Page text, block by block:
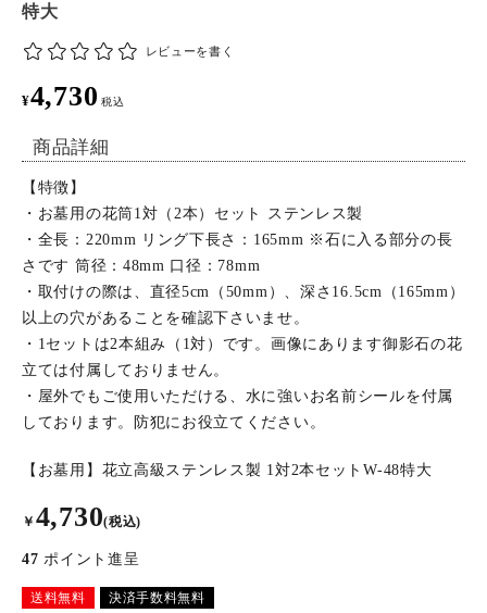
特大
レビューを書く
¥4,730 税込
商品詳細
【特徴】
・お墓用の花筒1対（2本）セット ステンレス製
・全長：220mm リング下長さ：165mm ※石に入る部分の長
さです 筒径：48mm 口径：78mm
・取付けの際は、直径5cm（50mm）、深さ16.5cm（165mm）
以上の穴があることを確認下さいませ。
・1セットは2本組み（1対）です。画像にあります御影石の花
立ては付属しておりません。
・屋外でもご使用いただける、水に強いお名前シールを付属
しております。防犯にお役立てください。
【お墓用】花立高級ステンレス製 1対2本セットW-48特大
￥ 4,730(税込)
47 ポイント進呈
送料無料 決済手数料無料